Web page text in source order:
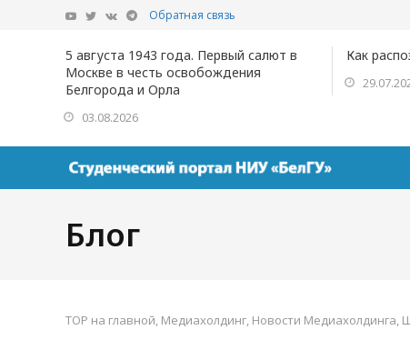
Обратная связь
5 августа 1943 года. Первый салют в
Москве в честь освобождения
Белгорода и Орла
03.08.2026
Как
Блог
TOP на главной, Медиахолдинг, Новости Медиахолдинга,